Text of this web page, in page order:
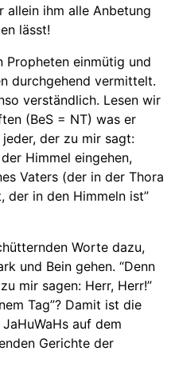
allein ihm alle Anbetung
lässt!
Propheten einmütig und
durchgehend vermittelt.
verständlich. Lesen wir
(BeS = NT) was er
der zu mir sagt:
Himmel eingehen,
Vaters (der in der Thora
der in den Himmeln ist”
Worte dazu,
und Bein gehen. “Denn
mir sagen: Herr, Herr!”
Tag”? Damit ist die
auf dem
Gerichte der